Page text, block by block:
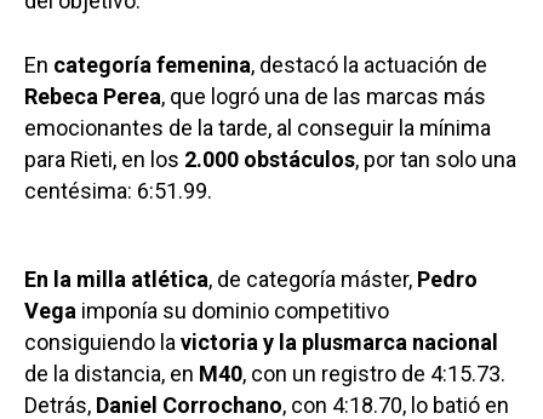
En categoría femenina, destacó la actuación de
Rebeca Perea, que logró una de las marcas más
emocionantes de la tarde, al conseguir la mínima
para Rieti, en los 2.000 obstáculos, por tan solo una
centésima: 6:51.99.
En la milla atlética, de categoría máster, Pedro
Vega imponía su dominio competitivo
consiguiendo la victoria y la plusmarca nacional
de la distancia, en M40, con un registro de 4:15.73.
Detrás, Daniel Corrochano, con 4:18.70, lo batió en